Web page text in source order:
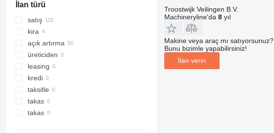
İlan türü
satış
kira
açık artırma
üreticiden
leasing
kredi
taksitle
takas
takas
Troostwijk Veilingen B.V.
Machineryline'da 8yıl
Makine veya araç mı satıyorsunuz?
Bunu bizimle yapabilirsiniz!
İlan verin